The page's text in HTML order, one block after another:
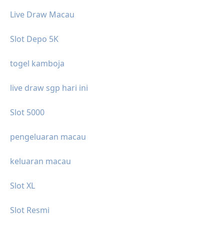
Live Draw Macau
Slot Depo 5K
togel kamboja
live draw sgp hari ini
Slot 5000
pengeluaran macau
keluaran macau
Slot XL
Slot Resmi